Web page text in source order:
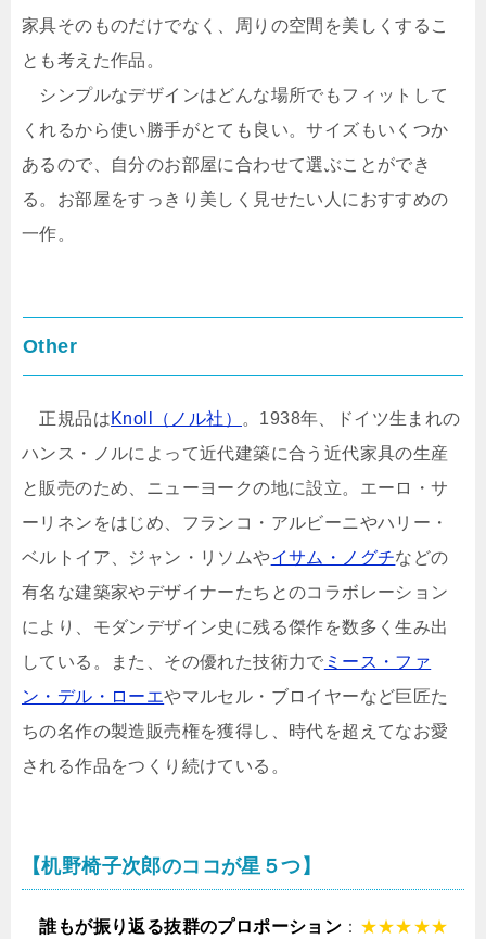
家具そのものだけでなく、周りの空間を美しくするこ
とも考えた作品。
シンプルなデザインはどんな場所でもフィットして
くれるから使い勝手がとても良い。サイズもいくつか
あるので、自分のお部屋に合わせて選ぶことができ
る。お部屋をすっきり美しく見せたい人におすすめの
一作。
Other
正規品はKnoll（ノル社）
。1938年、ドイツ生まれの
ハンス・ノルによって近代建築に合う近代家具の生産
と販売のため、ニューヨークの地に設立。エーロ・サ
ーリネンをはじめ、フランコ・アルビーニやハリー・
ベルトイア、ジャン・リソムやイサム・ノグチなどの
有名な建築家やデザイナーたちとのコラボレーション
により、モダンデザイン史に残る傑作を数多く生み出
している。また、その優れた技術力で ミース・ファ
ン・デル・ローエやマルセル・ブロイヤーなど巨匠た
ちの名作の製造販売権を獲得し、時代を超えてなお愛
される作品をつくり続けている。
【机野椅子次郎のココが星５つ】
誰もが振り返る抜群のプロポーション ： ★★★★★